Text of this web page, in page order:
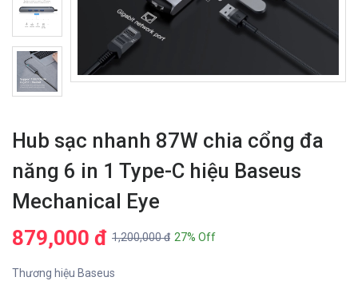
Hub sạc nhanh 87W chia cổng đa
năng 6 in 1 Type-C hiệu Baseus
Mechanical Eye
879,000 đ 1,200,000 đ 27% Off
Thương hiệu Baseus